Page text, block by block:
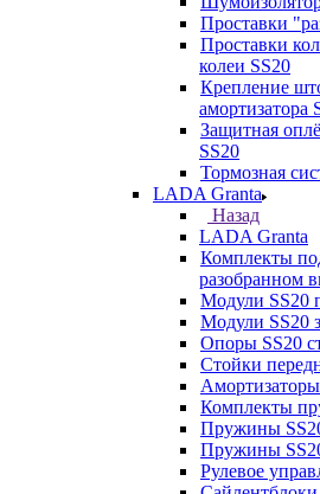
Проставки
Проставки
колеи SS20
Крепление
амортизатора
Защитная
SS20
Тормозная
LADA Granta
Назад
LADA Granta
Комплекты
разобранном
Модули SS20
Модули SS20
Опоры SS20
Стойки
Комплекты
Пружины
Пружины
Рулевое